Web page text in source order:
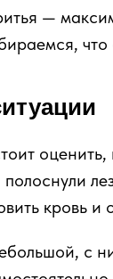
—
оценить,
кровь и
с